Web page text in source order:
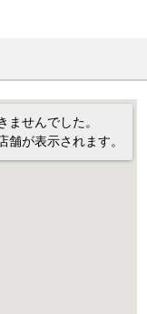
ませんでした。
舗が表示されます。